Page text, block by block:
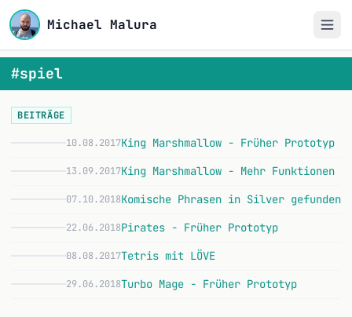
Michael Malura
#spiel
BEITRÄGE
10.08.2017King Marshmallow - Früher Prototyp
13.09.2017King Marshmallow - Mehr Funktionen
07.10.2018Komische Phrasen in Silver gefunden
22.06.2018Pirates - Früher Prototyp
08.08.2017Tetris mit LÖVE
29.06.2018Turbo Mage - Früher Prototyp